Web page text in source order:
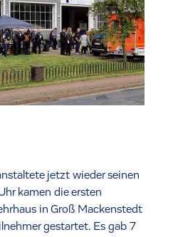
jetzt wieder seinen
kamen die ersten
in Groß Mackenstedt
gestartet. Es gab 7